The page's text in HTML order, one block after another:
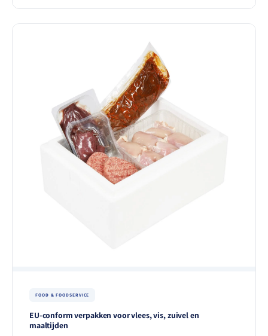
FOOD & FOODSERVICE
EU-conform verpakken voor vlees, vis, zuivel en
maaltijden